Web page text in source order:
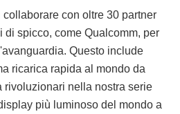
con oltre 30 partner
spicco, come Qualcomm, per
Questo include
ricarica rapida al mondo da
rivoluzionari nella nostra serie
più luminoso del mondo a